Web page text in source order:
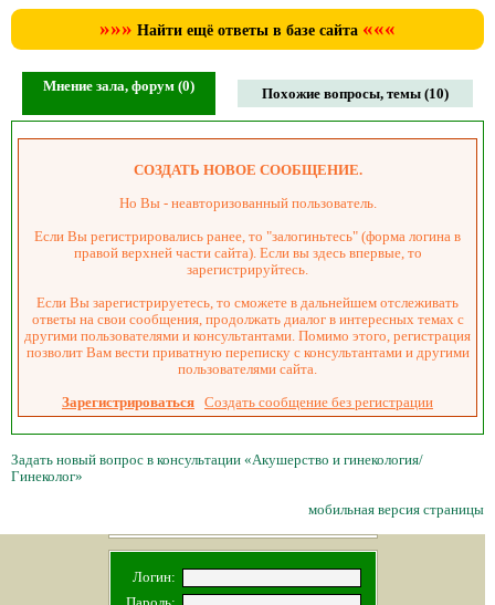
»»» Найти ещё ответы в базе сайта «««
Мнение зала, форум (0) Похожие вопросы, темы (10)
СОЗДАТЬ НОВОЕ СООБЩЕНИЕ.
Но Вы - неавторизованный пользователь.
Если Вы регистрировались ранее, то "залогиньтесь" (форма логина в
правой верхней части сайта). Если вы здесь впервые, то
зарегистрируйтесь.
Если Вы зарегистрируетесь, то сможете в дальнейшем отслеживать
ответы на свои сообщения, продолжать диалог в интересных темах с
другими пользователями и консультантами. Помимо этого, регистрация
позволит Вам вести приватную переписку с консультантами и другими
пользователями сайта.
Зарегистрироваться Создать сообщение без регистрации
Задать новый вопрос в консультации «Акушерство и гинекология/
Гинеколог»
мобильная версия страницы
Логин:
Пароль: